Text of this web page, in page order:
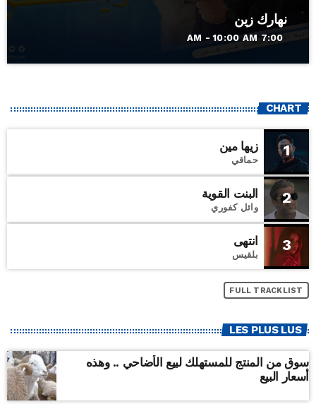
نهارك زين
7:00 AM - 10:00 AM
CHART
1 زيها مين
حماقي
2 البنت القوية
وائل كفوري
3 انتهى
بلقيس
FULL TRACKLIST
LES PLUS LUS
سوق من المنتج للمستهلك لبيع الأضاحي .. وهذه
أسعار البيع